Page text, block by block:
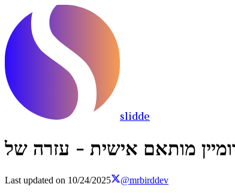
slidde
Last updated on 10/24/2025
@mrbirddev